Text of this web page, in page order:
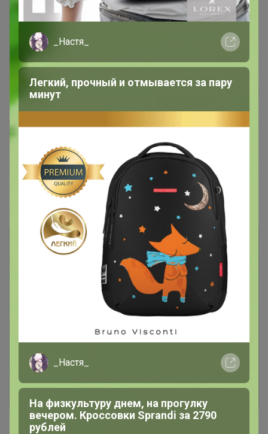
Шамик
Великий магистр
15 февраля, 2021 07:24
СЛАДКАЯ, здравствуйте! У меня получается объёмный
заказ, можете посмотреть, в цр междугородный такой
отправите?
1 2 3 4
Показаны записи 1-10из76 .
Чтобы ответить или задать вопрос
необходимо авторизоваться на сайте
Войти Зарегистрироваться
_Настя_
Легкий, прочный и отмывается за пару
минут
_Настя_
На физкультуру днем, на прогулку
вечером. Кроссовки Sprandi за 2790
рублей